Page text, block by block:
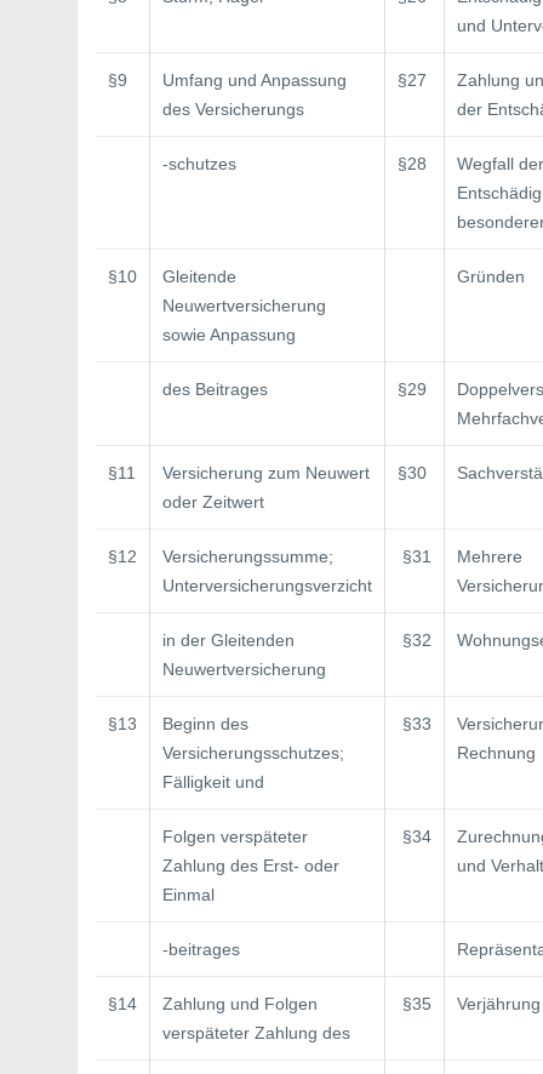
und
§9
Umfang und Anpassung
des Versicherungs­
§27
Zahlung
der
-schutzes §28
Wegfall der
§10
Gleitende
Neuwertversicherung
sowie Anpassung
Gründen
des Beitrages §29
§11
Versicherung zum Neuwert
oder Zeitwert
§30
§12
Versicherungssumme;
Unterversicherungsverzicht
§31
Mehrere
in der Gleitenden
Neuwertversicherung
§32
§13
Beginn des
Versicherungsschutzes;
Fälligkeit und
§33
Rechnung
Folgen verspäteter
Zahlung des Erst- oder
Einmal­
§34
und
-beitrages
§14
Zahlung und Folgen
verspäteter Zahlung des
§35 Verjährung